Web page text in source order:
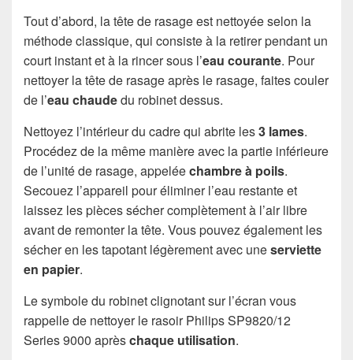
Tout d’abord, la tête de rasage est nettoyée selon la
méthode classique, qui consiste à la retirer pendant un
court instant et à la rincer sous l’eau courante. Pour
nettoyer la tête de rasage après le rasage, faites couler
de l’eau chaudedu robinet dessus.
Nettoyez l’intérieur du cadre qui abrite les3 lames.
Procédez de la même manière avec la partie inférieure
de l’unité de rasage, appeléechambre à poils.
Secouez l’appareil pour éliminer l’eau restante et
laissez les pièces sécher complètement à l’air libre
avant de remonter la tête. Vous pouvez également les
sécher en les tapotant légèrement avec uneserviette
en papier.
Le symbole du robinet clignotant sur l’écran vous
rappelle de nettoyer le rasoir Philips SP9820/12
Series 9000 aprèschaque utilisation.